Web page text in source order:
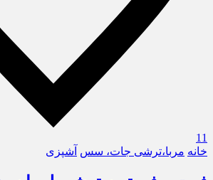
11
خانه مربا،ترشی جات، سس آشپزی